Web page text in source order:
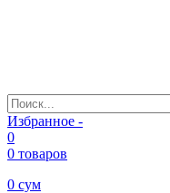
Избранное -
0
0 товаров
0 сум